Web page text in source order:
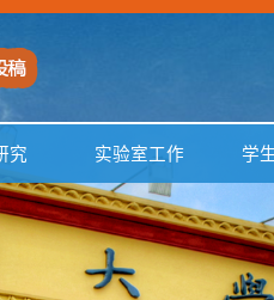
究 实验室工作 学